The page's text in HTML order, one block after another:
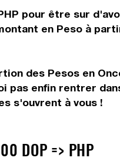
pour être sur
en Peso à
des Pesos en
pas enfin rentrer
s'ouvrent à vous !
DOP => PHP